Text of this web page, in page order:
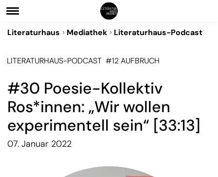
Literaturhaus Mediathek Literaturhaus-Podcast
LITERATURHAUS-PODCAST #12 AUFBRUCH
#30 Poesie-Kollektiv
Ros*innen: „Wir wollen
experimentell sein“ [33:13]
07. Januar 2022